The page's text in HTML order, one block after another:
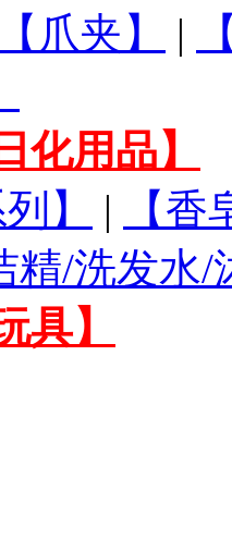
【爪夹】 |
化用品】
】
|
【
精/洗发水
具】